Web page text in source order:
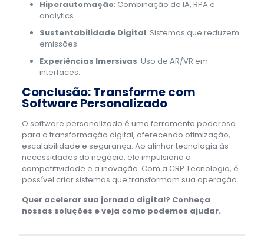
Hiperautomação: Combinação de IA, RPA e
analytics.
Sustentabilidade Digital: Sistemas que reduzem
emissões.
Experiências Imersivas: Uso de AR/VR em
interfaces.
Conclusão: Transforme com
Software Personalizado
O software personalizado é uma ferramenta poderosa
para a transformação digital, oferecendo otimização,
escalabilidade e segurança. Ao alinhar tecnologia às
necessidades do negócio, ele impulsiona a
competitividade e a inovação. Com a CRP Tecnologia, é
possível criar sistemas que transformam sua operação.
Quer acelerar sua jornada digital? Conheça
nossas soluções e veja como podemos ajudar.